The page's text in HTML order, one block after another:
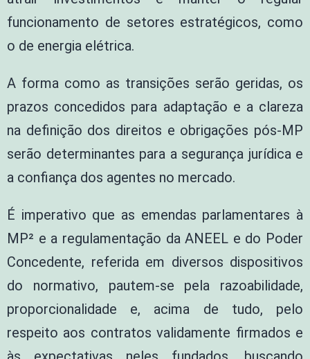
funcionamento de setores estratégicos, como
o de energia elétrica.
A forma como as transições serão geridas, os
prazos concedidos para adaptação e a clareza
na definição dos direitos e obrigações pós-MP
serão determinantes para a segurança jurídica e
a confiança dos agentes no mercado.
É imperativo que as emendas parlamentares à
MP² e a regulamentação da ANEEL e do Poder
Concedente, referida em diversos dispositivos
do normativo, pautem-se pela razoabilidade,
proporcionalidade e, acima de tudo, pelo
respeito aos contratos validamente firmados e